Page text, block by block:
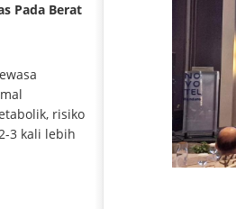
Pada Berat
risiko
3 kali lebih